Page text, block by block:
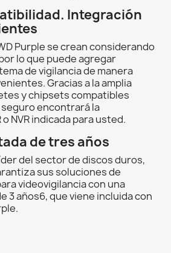
Integración
Purple se crean considerando
lo que puede agregar
de vigilancia de manera
Gracias a la amplia
y chipsets compatibles
encontrará la
NVR indicada para usted.
de tres años
del sector de discos duros,
sus soluciones de
videovigilancia con una
3 años6, que viene incluida con